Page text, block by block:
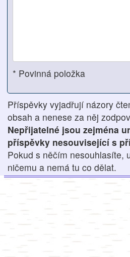
* Povinná položka
Příspěvky vyjadřují názory
obsah a nenese za něj
Nepřijatelné jsou zejména
příspěvky nesouvisející s
Pokud s něčím nesouhlasíte,
ničemu a nemá tu co dělat.